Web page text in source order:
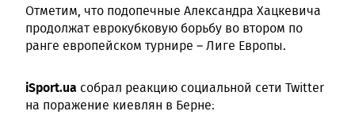
Отметим, что подопечные Александра Хацкевича
продолжат еврокубковую борьбу во втором по
ранге европейском турнире – Лиге Европы.
iSport.ua собрал реакцию социальной сети Twitter
на поражение киевлян в Берне: